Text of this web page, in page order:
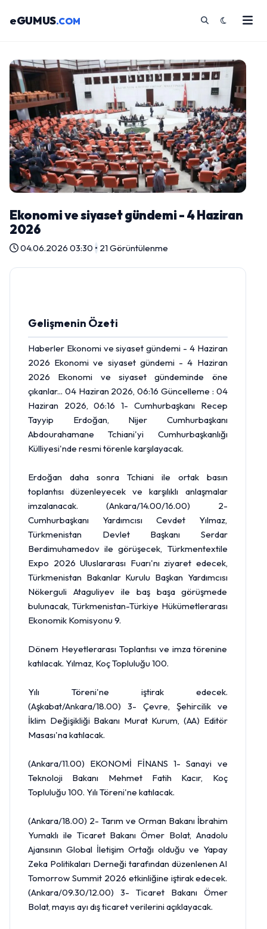
eGUMUS.COM
Ekonomi ve siyaset gündemi - 4 Haziran
2026
04.06.2026 03:30 • 21 Görüntülenme
Gelişmenin Özeti
Haberler Ekonomi ve siyaset gündemi - 4 Haziran
2026 Ekonomi ve siyaset gündemi - 4 Haziran
2026 Ekonomi ve siyaset gündeminde öne
çıkanlar... 04 Haziran 2026, 06:16 Güncelleme : 04
Haziran 2026, 06:16 1- Cumhurbaşkanı Recep
Tayyip Erdoğan, Nijer Cumhurbaşkanı
Abdourahamane Tchiani'yi Cumhurbaşkanlığı
Külliyesi'nde resmi törenle karşılayacak.
Erdoğan daha sonra Tchiani ile ortak basın
toplantısı düzenleyecek ve karşılıklı anlaşmalar
imzalanacak. (Ankara/14.00/16.00) 2-
Cumhurbaşkanı Yardımcısı Cevdet Yılmaz,
Türkmenistan Devlet Başkanı Serdar
Berdimuhamedov ile görüşecek, Türkmentextile
Expo 2026 Uluslararası Fuarı'nı ziyaret edecek,
Türkmenistan Bakanlar Kurulu Başkan Yardımcısı
Nökerguli Ataguliyev ile baş başa görüşmede
bulunacak, Türkmenistan-Türkiye Hükümetlerarası
Ekonomik Komisyonu 9.
Dönem Heyetlerarası Toplantısı ve imza törenine
katılacak. Yılmaz, Koç Topluluğu 100.
Yılı Töreni'ne iştirak edecek.
(Aşkabat/Ankara/18.00) 3- Çevre, Şehircilik ve
İklim Değişikliği Bakanı Murat Kurum, (AA) Editör
Masası'na katılacak.
(Ankara/11.00) EKONOMİ FİNANS 1- Sanayi ve
Teknoloji Bakanı Mehmet Fatih Kacır, Koç
Topluluğu 100. Yılı Töreni'ne katılacak.
(Ankara/18.00) 2- Tarım ve Orman Bakanı İbrahim
Yumaklı ile Ticaret Bakanı Ömer Bolat, Anadolu
Ajansının Global İletişim Ortağı olduğu ve Yapay
Zeka Politikaları Derneği tarafından düzenlenen AI
Tomorrow Summit 2026 etkinliğine iştirak edecek.
(Ankara/09.30/12.00) 3- Ticaret Bakanı Ömer
Bolat, mayıs ayı dış ticaret verilerini açıklayacak.